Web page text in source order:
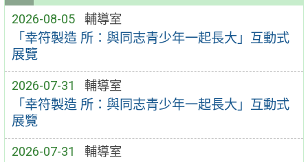
2026-08-05 輔導室
「幸符製造 所：與同志青少年一起長大」互動式
展覽
2026-07-31 輔導室
「幸符製造 所：與同志青少年一起長大」互動式
展覽
2026-07-31 輔導室